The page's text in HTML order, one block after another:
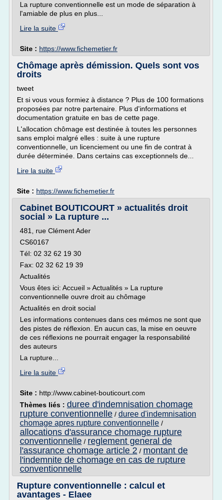
La rupture conventionnelle est un mode de séparation à
l'amiable de plus en plus...
Lire la suite
Site : https://www.fichemetier.fr
Chômage après démission. Quels sont vos
droits
tweet
Et si vous vous formiez à distance ? Plus de 100 formations
proposées par notre partenaire. Plus d'informations et
documentation gratuite en bas de cette page.
L'allocation chômage est destinée à toutes les personnes
sans emploi malgré elles : suite à une rupture
conventionnelle, un licenciement ou une fin de contrat à
durée déterminée. Dans certains cas exceptionnels de...
Lire la suite
Site : https://www.fichemetier.fr
Cabinet BOUTICOURT » actualités droit
social » La rupture ...
481, rue Clément Ader
CS60167
Tél: 02 32 62 19 30
Fax: 02 32 62 19 39
Actualités
Vous êtes ici: Accueil » Actualités » La rupture
conventionnelle ouvre droit au chômage
Actualités en droit social
Les informations contenues dans ces mémos ne sont que
des pistes de réflexion. En aucun cas, la mise en oeuvre
de ces réflexions ne pourrait engager la responsabilité
des auteurs
La rupture...
Lire la suite
Site : http://www.cabinet-bouticourt.com
Thèmes liés : duree d'indemnisation chomage
rupture conventionnelle / duree d'indemnisation
chomage apres rupture conventionnelle /
allocations d'assurance chomage rupture
conventionnelle / reglement general de
l'assurance chomage article 2 / montant de
l'indemnite de chomage en cas de rupture
conventionnelle
Rupture conventionnelle : calcul et
avantages - Elaee